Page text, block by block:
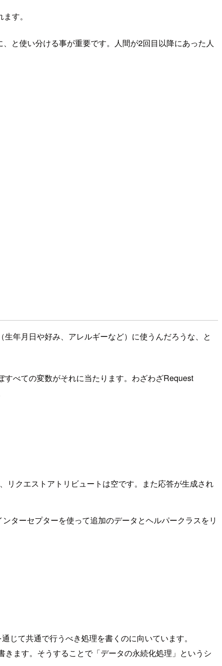
す。
と使い分ける事が重要です。人間が2回目以降にあった人
年月日や好み、アレルギーなど）に使うんだろうな、と
べての変数がそれに当たります。わざわざRequest
リクエストアトリビュートは空です。また応答が生成され
ターセプターを使って追加のデータとヘルパークラスをリ
て共通で行うべき処理を書くのに向いています。
ます。そうすることで「データの永続化処理」というシ